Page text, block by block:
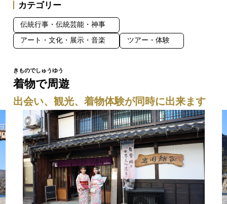
着物で周遊
出会い、観光、着物体験が同時に出来ます
カテゴリー
伝統行事・伝統芸能・神事
アート・文化・展示・音楽 ツアー・体験